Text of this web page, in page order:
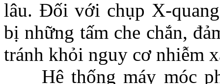
lâu. Đối với chụp X-
bị những tấm che chắn,
tránh khỏi nguy cơ nhiễm
Hệ thống máy móc